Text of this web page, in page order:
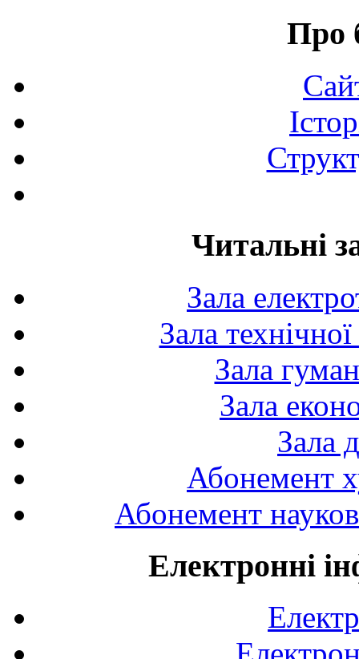
Про
Читальні
Зала
Зала
Зала
Зала
Зала
Абонемент
Абонемент
Електронні